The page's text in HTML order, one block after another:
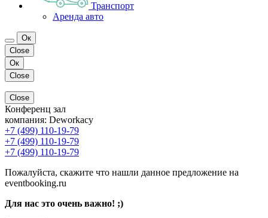
Транспорт
Аренда авто
Ок
Close
Ок
Close
Close
Конференц зал
компания: Deworkacy
+7 (499) 110-19-79
+7 (499) 110-19-79
+7 (499) 110-19-79
Пожалуйста, скажите что нашли данное предложение на
eventbooking.ru
Для нас это очень важно! ;)